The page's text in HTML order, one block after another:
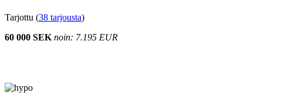
Tarjottu (38 tarjousta)
60 000 SEK noin: 7.195 EUR